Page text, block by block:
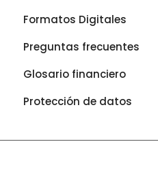
Formatos Digitales
Preguntas frecuentes
Glosario financiero
Protección de datos